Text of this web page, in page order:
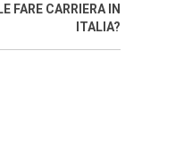
FARE CARRIERA IN
ITALIA?